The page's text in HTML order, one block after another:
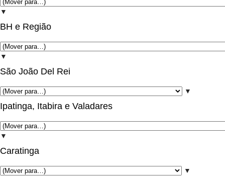
▼
BH e Região
▼
São João Del Rei
▼
Ipatinga, Itabira e Valadares
▼
Caratinga
▼